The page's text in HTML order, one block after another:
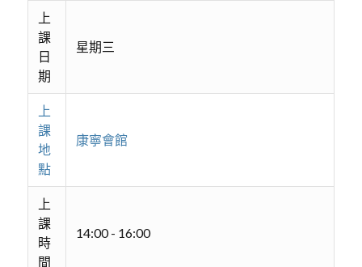
上
課
日
期
星期三
上
課
地
點
康寧會館
上
課
時
間
14:00 - 16:00